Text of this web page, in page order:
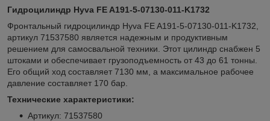
Гидроцилиндр Hyva FE A191-5-07130-011-K1732
Фронтальный гидроцилиндр Hyva FE A191-5-07130-011-K1732,
артикул 71537580 является надежным и продуктивным
решением для самосвальной техники. Этот цилиндр снабжен 5
штоками и обеспечивает грузоподъемность от 43 до 61 тонны.
Его общий ход составляет 7130 мм, а максимальное рабочее
давление составляет 170 бар.
Технические характеристики:
Артикул: 71537580